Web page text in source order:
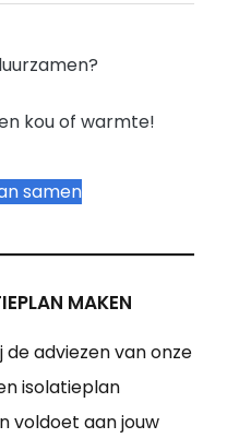
kou of warmte!
samen
MAKEN
de adviezen van onze
isolatieplan
voldoet aan jouw